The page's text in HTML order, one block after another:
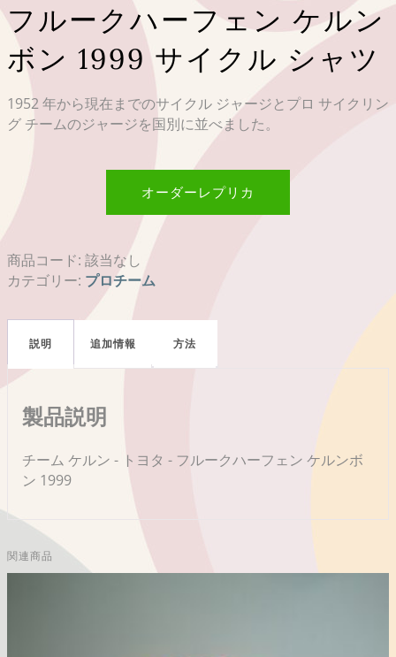
フルークハーフェン ケルン
ボン 1999 サイクル シャツ
1952 年から現在までのサイクル ジャージとプロ サイクリン
グ チームのジャージを国別に並べました。
オーダーレプリカ
商品コード: 該当なし
カテゴリー: プロチーム
説明 追加情報 方法
製品説明
チーム ケルン - トヨタ - フルークハーフェン ケルンボ
ン 1999
関連商品